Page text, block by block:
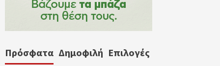
Πρόσφατα Δημοφιλή Επιλογές